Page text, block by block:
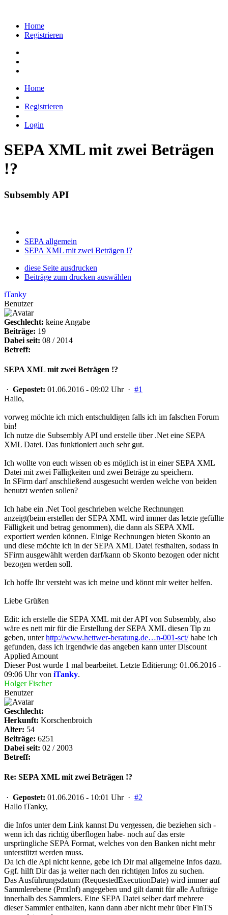
Home
Registrieren
Home
Registrieren
Login
SEPA XML mit zwei Beträgen
!?
Subsembly API
SEPA allgemein
SEPA XML mit zwei Beträgen !?
diese Seite ausdrucken
Beiträge zum drucken auswählen
iTanky
Benutzer
Geschlecht: keine Angabe
Beiträge: 19
Dabei seit: 08 / 2014
Betreff:
SEPA XML mit zwei Beträgen !?
· Gepostet: 01.06.2016 - 09:02 Uhr · #1
Hallo,
vorweg möchte ich mich entschuldigen falls ich im falschen Forum
bin!
Ich nutze die Subsembly API und erstelle über .Net eine SEPA
XML Datei. Das funktioniert auch sehr gut.
Ich wollte von euch wissen ob es möglich ist in einer SEPA XML
Datei mit zwei Fälligkeiten und zwei Beträge zu speichern.
In SFirm darf anschließend ausgesucht werden welche von beiden
benutzt werden sollen?
Ich habe ein .Net Tool geschrieben welche Rechnungen
anzeigt(beim erstellen der SEPA XML wird immer das letzte gefüllte
Fälligkeit und betrag genommen), die dann als SEPA XML
exportiert werden können. Einige Rechnungen bieten Skonto an
und diese möchte ich in der SEPA XML Datei festhalten, sodass in
SFirm ausgewählt werden darf/kann ob Skonto bezogen oder nicht
bezogen werden soll.
Ich hoffe Ihr versteht was ich meine und könnt mir weiter helfen.
Liebe Grüßen
Edit: ich erstelle die SEPA XML mit der API von Subsembly, also
wäre es nett mir für die Erstellung der SEPA XML diesen Tip zu
geben, unterhttp://www.hettwer-beratung.de…n-001-sct/habe ich
gefunden, dass ich irgendwie das angeben kann unter Discount
Applied Amount
Dieser Post wurde 1 mal bearbeitet. Letzte Editierung: 01.06.2016 -
09:06 Uhr von iTanky.
Holger Fischer
Benutzer
Geschlecht:
Herkunft: Korschenbroich
Alter: 54
Beiträge: 6251
Dabei seit: 02 / 2003
Betreff:
Re: SEPA XML mit zwei Beträgen !?
· Gepostet: 01.06.2016 - 10:01 Uhr · #2
Hallo iTanky,
die Infos unter dem Link kannst Du vergessen, die beziehen sich -
wenn ich das richtig überflogen habe- noch auf das erste
ursprüngliche SEPA Format, welches von den Banken nicht mehr
unterstützt werden muss.
Da ich die Api nicht kenne, gebe ich Dir mal allgemeine Infos dazu.
Ggf. hilft Dir das ja weiter nach den richtigen Infos zu suchen.
Das Ausführungsdatum (RequestedExecutionDate) wird immer auf
Sammlerebene (PmtInf) angegeben und gilt damit für alle Aufträge
innerhalb des Sammlers. Eine SEPA Datei selber darf mehrere
dieser Sammler enthalten, kann dann aber nicht mehr über FinTS